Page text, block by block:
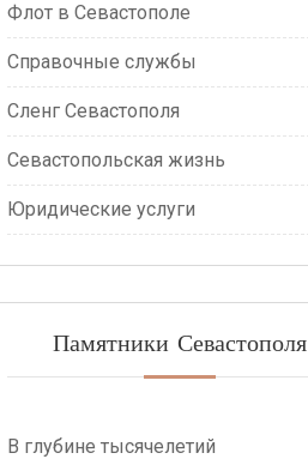
Флот в Севастополе
Справочные службы
Сленг Севастополя
Севастопольская жизнь
Юридические услуги
Памятники Севастополя
В глубине тысячелетий